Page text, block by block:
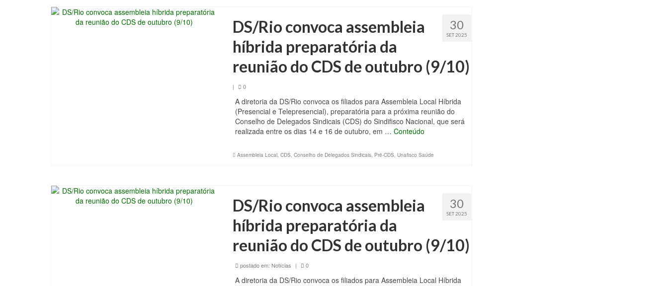
30
SET 2025
DS/Rio convoca assembleia
híbrida preparatória da
reunião do CDS de outubro (9/10)
| 0
A diretoria da DS/Rio convoca os filiados para Assembleia Local Híbrida
(Presencial e Telepresencial), preparatória para a próxima reunião do
Conselho de Delegados Sindicais (CDS) do Sindifisco Nacional, que será
realizada entre os dias 14 e 16 de outubro, em … Conteúdo
Assembleia Local, CDS, Conselho de Delegados Sindicais, Pré-CDS, Unafisco Saúde
30
SET 2025
DS/Rio convoca assembleia
híbrida preparatória da
reunião do CDS de outubro (9/10)
postado em: Notícias | 0
A diretoria da DS/Rio convoca os filiados para Assembleia Local Híbrida